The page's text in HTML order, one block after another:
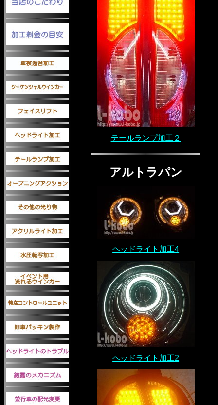
テールランプ加工２
アルトラパン
ヘッドライト加工4
ヘッドライト加工2